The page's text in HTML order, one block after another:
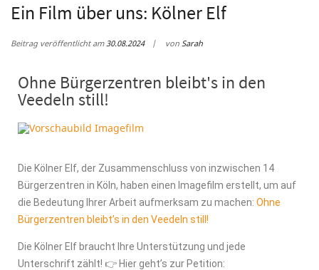
Ein Film über uns: Kölner Elf
Beitrag veröffentlicht am30.08.2024 vonSarah
Ohne Bürgerzentren bleibt's in den
Veedeln still!
Die Kölner Elf, der Zusammenschluss von inzwischen 14
Bürgerzentren in Köln, haben einen Imagefilm erstellt, um auf
die Bedeutung Ihrer Arbeit aufmerksam zu machen: Ohne
Bürgerzentren bleibt’s in den Veedeln still!
Die Kölner Elf braucht Ihre Unterstützung und jede
Unterschrift zählt! 👉 Hier geht’s zur Petition: